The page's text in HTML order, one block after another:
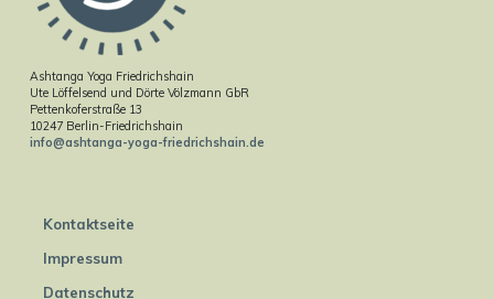
Ashtanga Yoga Friedrichshain
Ute Löffelsend und Dörte Völzmann GbR
Pettenkoferstraße 13
10247 Berlin-Friedrichshain
info@ashtanga-yoga-friedrichshain.de
Kontaktseite
Impressum
Datenschutz